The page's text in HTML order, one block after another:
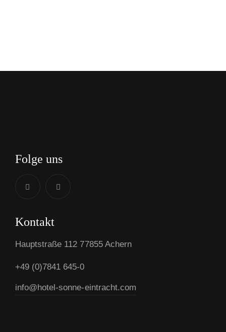
Folge uns
Kontakt
Hauptstraße 112 77855 Achern
+49 (0)7841 645-0
info@hotel-sonne-eintracht.com